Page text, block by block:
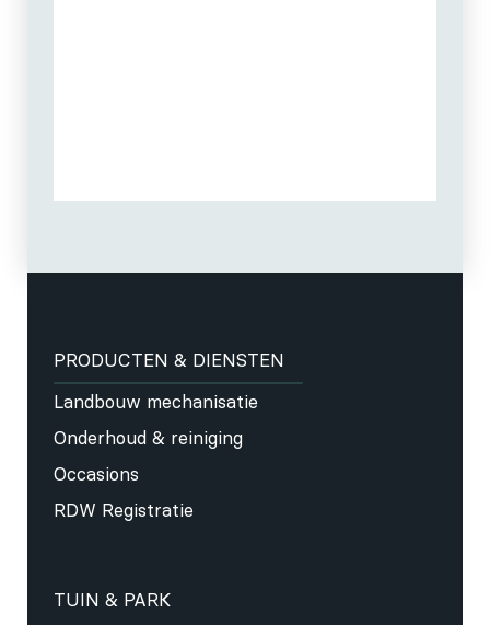
PRODUCTEN & DIENSTEN
Landbouw mechanisatie
Onderhoud & reiniging
Occasions
RDW Registratie
TUIN & PARK